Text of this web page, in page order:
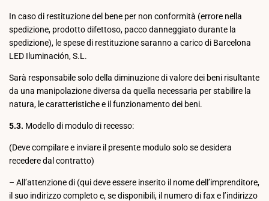
In caso di restituzione del bene per non conformità (errore nella
spedizione, prodotto difettoso, pacco danneggiato durante la
spedizione), le spese di restituzione saranno a carico di Barcelona
LED Iluminación, S.L.
Sarà responsabile solo della diminuzione di valore dei beni risultante
da una manipolazione diversa da quella necessaria per stabilire la
natura, le caratteristiche e il funzionamento dei beni.
5.3. Modello di modulo di recesso:
(Deve compilare e inviare il presente modulo solo se desidera
recedere dal contratto)
– All’attenzione di (qui deve essere inserito il nome dell’imprenditore,
il suo indirizzo completo e, se disponibili, il numero di fax e l’indirizzo